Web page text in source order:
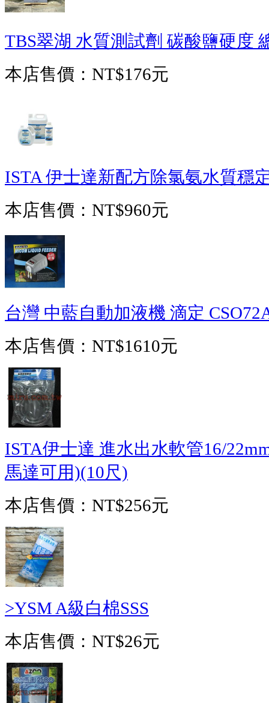
TBS翠湖 水質測試劑 碳酸鹽硬度
本店售價： NT$176元
ISTA 伊士達新配方除氯氨水質穩
本店售價： NT$960元
台灣 中藍自動加液機 滴定
本店售價： NT$1610元
ISTA伊士達 進水出水軟管16/
馬達可用)(10尺)
本店售價： NT$256元
>YSM A級白棉SSS
本店售價： NT$26元